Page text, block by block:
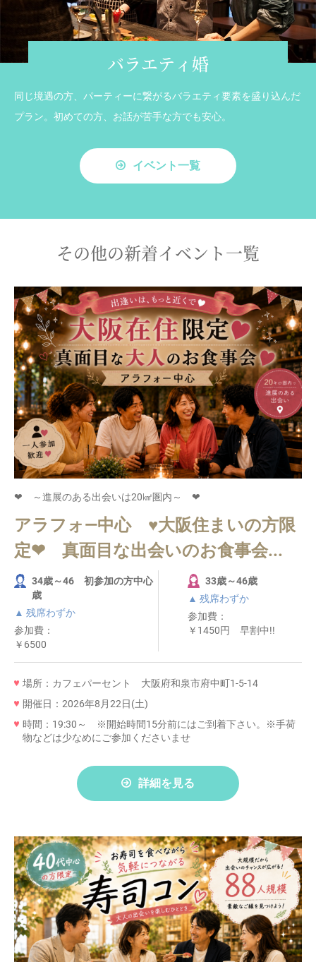
バラエティ婚
同じ境遇の方、パーティーに繋がるバラエティ要素を盛り込んだ
プラン。初めての方、お話が苦手な方でも安心。
イベント一覧
その他の新着イベント一覧
❤ ～進展のある出会いは20㎢圏内～ ❤
アラフォ―中心 ♥大阪住まいの方限
定❤ 真面目な出会いのお食事会...
34歳～46 初参加の方中心
歳
▲ 残席わずか
参加費：
￥6500
33歳～46歳
▲ 残席わずか
参加費：
￥1450円 早割中!!
場所：カフェパーセント 大阪府和泉市府中町1-5-14
開催日：2026年8月22日(土)
時間：19:30～ ※開始時間15分前にはご到着下さい。※手荷
物などは少なめにご参加くださいませ
詳細を見る